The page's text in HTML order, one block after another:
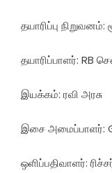
தயாரிப்பு நிறுவனம்:
தயாரிப்பாளர்: RB
இயக்கம்: ரவி அரசு
இசை அமைப்பாளர்:
ஒளிப்பதிவாளர்: